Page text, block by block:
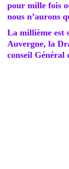
pour mille fois
nous n’aurons
La millième est
Auvergne, la
conseil Général